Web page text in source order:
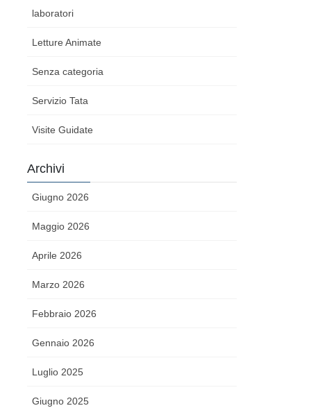
laboratori
Letture Animate
Senza categoria
Servizio Tata
Visite Guidate
Archivi
Giugno 2026
Maggio 2026
Aprile 2026
Marzo 2026
Febbraio 2026
Gennaio 2026
Luglio 2025
Giugno 2025